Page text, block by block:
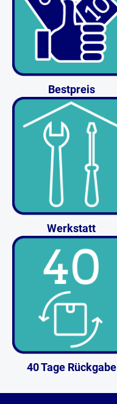
Bestpreis
Werkstatt
40 Tage Rückgabe